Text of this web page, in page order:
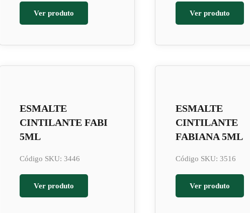
Ver produto Ver produto
ESMALTE
CINTILANTE FABI
5ML
Código SKU: 3446
Ver produto
ESMALTE
CINTILANTE
FABIANA 5ML
Código SKU: 3516
Ver produto